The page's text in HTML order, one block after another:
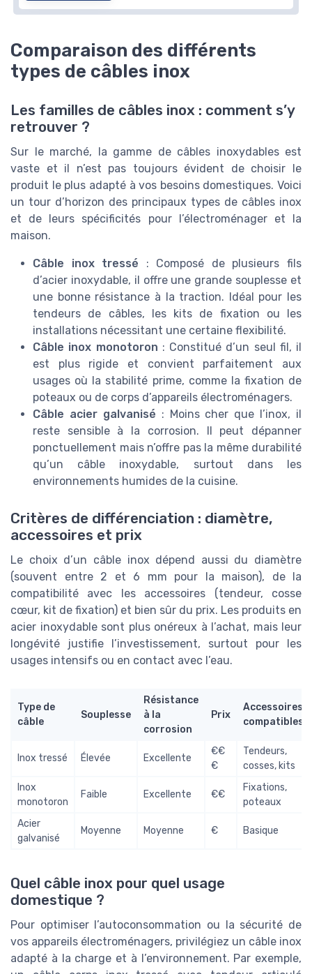
Comparaison des différents
types de câbles inox
Les familles de câbles inox : comment s’y
retrouver ?
Sur le marché, la gamme de câbles inoxydables est
vaste et il n’est pas toujours évident de choisir le
produit le plus adapté à vos besoins domestiques. Voici
un tour d’horizon des principaux types de câbles inox
et de leurs spécificités pour l’électroménager et la
maison.
Câble inox tressé : Composé de plusieurs fils
d’acier inoxydable, il offre une grande souplesse et
une bonne résistance à la traction. Idéal pour les
tendeurs de câbles, les kits de fixation ou les
installations nécessitant une certaine flexibilité.
Câble inox monotoron : Constitué d’un seul fil, il
est plus rigide et convient parfaitement aux
usages où la stabilité prime, comme la fixation de
poteaux ou de corps d’appareils électroménagers.
Câble acier galvanisé : Moins cher que l’inox, il
reste sensible à la corrosion. Il peut dépanner
ponctuellement mais n’offre pas la même durabilité
qu’un câble inoxydable, surtout dans les
environnements humides de la cuisine.
Critères de différenciation : diamètre,
accessoires et prix
Le choix d’un câble inox dépend aussi du diamètre
(souvent entre 2 et 6 mm pour la maison), de la
compatibilité avec les accessoires (tendeur, cosse
cœur, kit de fixation) et bien sûr du prix. Les produits en
acier inoxydable sont plus onéreux à l’achat, mais leur
longévité justifie l’investissement, surtout pour les
usages intensifs ou en contact avec l’eau.
Type de
câble
Souplesse
Résistance
à la
corrosion
Prix
Accessoires
compatibles
Inox tressé Élevée Excellente
€€
€
Tendeurs,
cosses, kits
Inox
monotoron
Faible Excellente €€
Fixations,
poteaux
Acier
galvanisé
Moyenne Moyenne € Basique
Quel câble inox pour quel usage
domestique ?
Pour optimiser l’autoconsommation ou la sécurité de
vos appareils électroménagers, privilégiez un câble inox
adapté à la charge et à l’environnement. Par exemple,